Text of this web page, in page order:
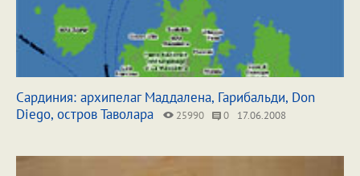
Сардиния: архипелаг Маддалена, Гарибальди, Don
Diego, остров Таволара
25990 0 17.06.2008